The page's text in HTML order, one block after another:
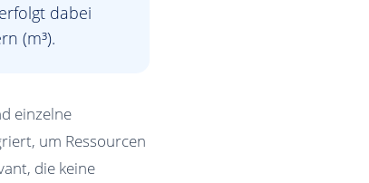
dabei
(m³).
einzelne
um Ressourcen
die keine